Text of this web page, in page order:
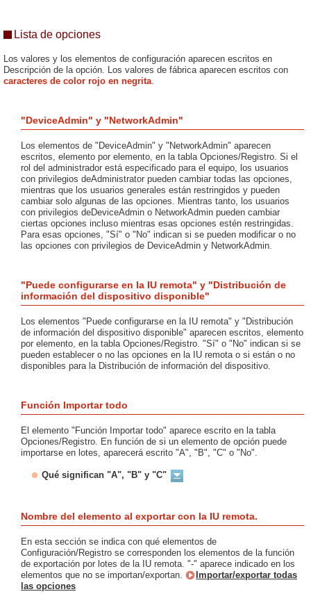
Lista de opciones
Los valores y los elementos de configuración aparecen escritos en
Descripción de la opción. Los valores de fábrica aparecen escritos con
caracteres de color rojo en negrita.
"DeviceAdmin" y "NetworkAdmin"
Los elementos de "DeviceAdmin" y "NetworkAdmin" aparecen
escritos, elemento por elemento, en la tabla Opciones/Registro. Si el
rol del administrador está especificado para el equipo, los usuarios
con privilegios deAdministrator pueden cambiar todas las opciones,
mientras que los usuarios generales están restringidos y pueden
cambiar solo algunas de las opciones. Mientras tanto, los usuarios
con privilegios deDeviceAdmin o NetworkAdmin pueden cambiar
ciertas opciones incluso mientras esas opciones estén restringidas.
Para esas opciones, "Sí" o "No" indican si se pueden modificar o no
las opciones con privilegios de DeviceAdmin y NetworkAdmin.
"Puede configurarse en la IU remota" y "Distribución de
información del dispositivo disponible"
Los elementos "Puede configurarse en la IU remota" y "Distribución
de información del dispositivo disponible" aparecen escritos, elemento
por elemento, en la tabla Opciones/Registro. "Sí" o "No" indican si se
pueden establecer o no las opciones en la IU remota o si están o no
disponibles para la Distribución de información del dispositivo.
Función Importar todo
El elemento "Función Importar todo" aparece escrito en la tabla
Opciones/Registro. En función de si un elemento de opción puede
importarse en lotes, aparecerá escrito "A", "B", "C" o "No".
Qué significan "A", "B" y "C"
Nombre del elemento al exportar con la IU remota.
En esta sección se indica con qué elementos de
Configuración/Registro se corresponden los elementos de la función
de exportación por lotes de la IU remota. "-" aparece indicado en los
elementos que no se importan/exportan.
Importar/exportar todas
las opciones